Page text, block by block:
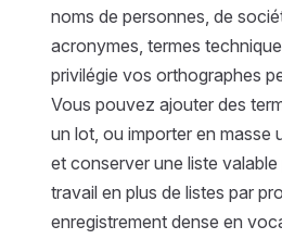
noms de personnes, de
acronymes, termes
privilégie vos orthographes
Vous pouvez ajouter des
un lot, ou importer en masse
et conserver une liste
travail en plus de listes par
enregistrement dense en